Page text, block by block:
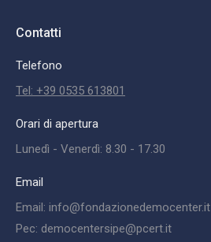
Contatti
Telefono
Tel: +39 0535 613801
Orari di apertura
Lunedì - Venerdì: 8.30 - 17.30
Email
Email: info@fondazionedemocenter.it
Pec: democentersipe@pcert.it